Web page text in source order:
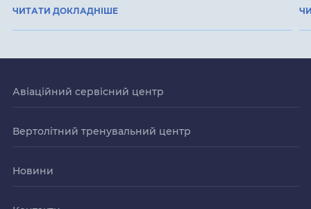
ЧИТАТИ ДОКЛАДНІШЕ
Авіаційний сервісний центр
Вертолітний тренувальний центр
Новини